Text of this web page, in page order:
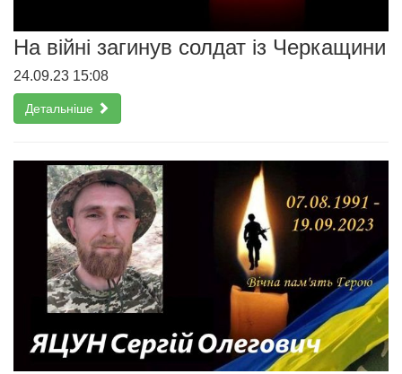
На війні загинув солдат із Черкащини
24.09.23 15:08
Детальніше